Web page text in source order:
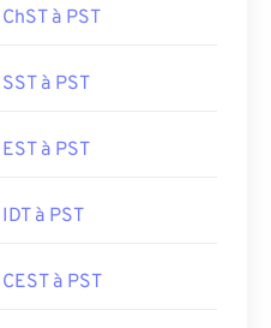
ChST à PST
SST à PST
EST à PST
IDT à PST
CEST à PST